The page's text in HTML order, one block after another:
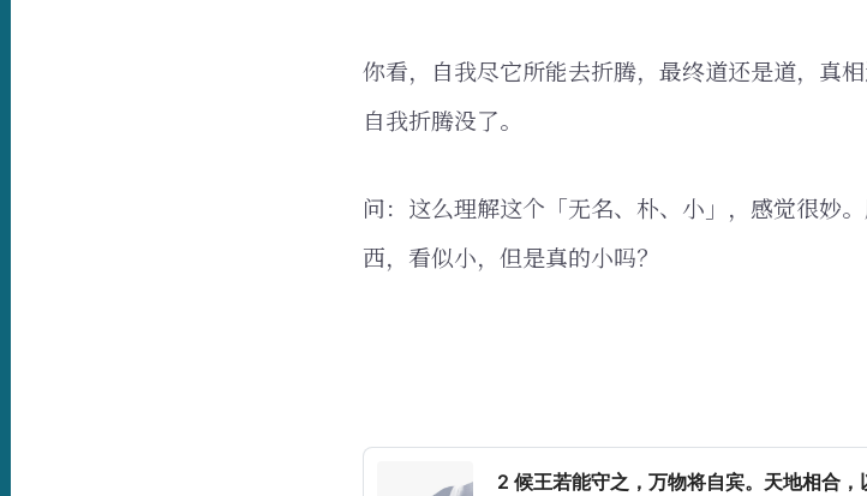
你看，自我尽它所能去折腾，最终道还是道，真
自我折腾没了。
问：这么理解这个「无名、朴、小」，感觉很妙
西，看似小，但是真的小吗？
2 候王若能守之，万物将自宾。天地相合